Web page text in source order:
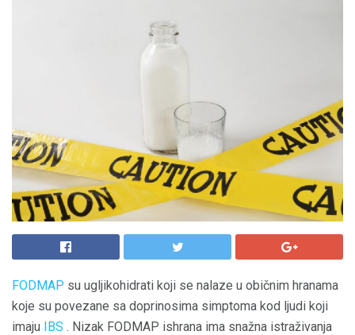
FODMAP su ugljikohidrati koji se nalaze u običnim hranama
koje su povezane sa doprinosima simptoma kod ljudi koji
imaju IBS . Nizak FODMAP ishrana ima snažna istraživanja